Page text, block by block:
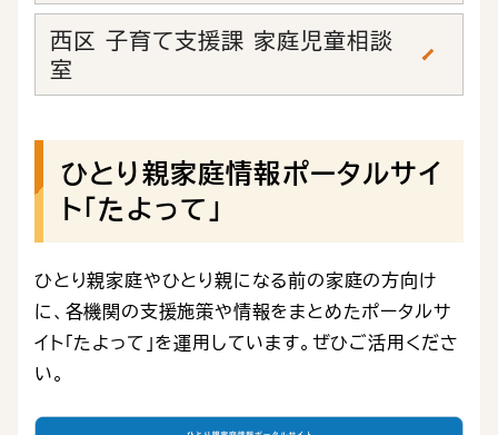
西区 子育て支援課 家庭児童相談
室
ひとり親家庭情報ポータルサイ
ト「たよって」
ひとり親家庭やひとり親になる前の家庭の方向け
に、各機関の支援施策や情報をまとめたポータルサ
イト「たよって」を運用しています。ぜひご活用くださ
い。